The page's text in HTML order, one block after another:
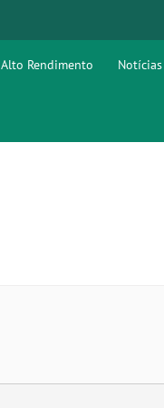
Alto Rendimento